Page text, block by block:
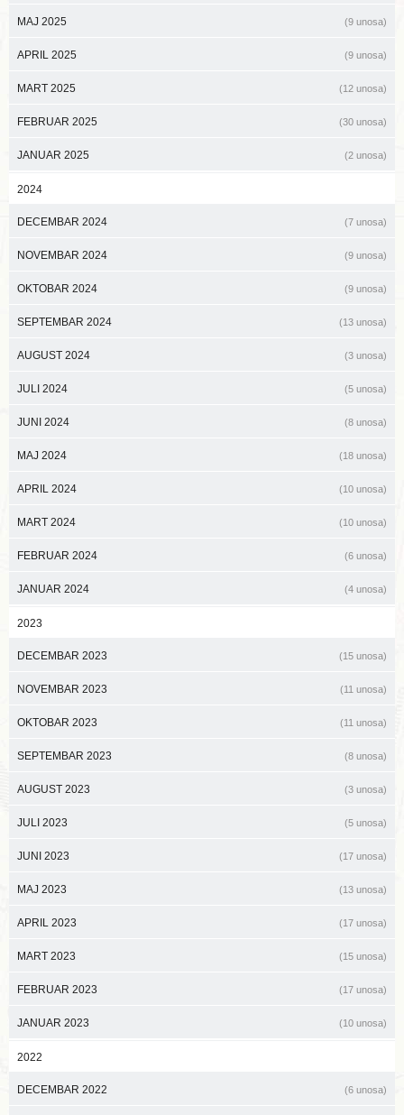
MAJ 2025 (9 unosa)
APRIL 2025 (9 unosa)
MART 2025 (12 unosa)
FEBRUAR 2025 (30 unosa)
JANUAR 2025 (2 unosa)
2024
DECEMBAR 2024 (7 unosa)
NOVEMBAR 2024 (9 unosa)
OKTOBAR 2024 (9 unosa)
SEPTEMBAR 2024 (13 unosa)
AUGUST 2024 (3 unosa)
JULI 2024 (5 unosa)
JUNI 2024 (8 unosa)
MAJ 2024 (18 unosa)
APRIL 2024 (10 unosa)
MART 2024 (10 unosa)
FEBRUAR 2024 (6 unosa)
JANUAR 2024 (4 unosa)
2023
DECEMBAR 2023 (15 unosa)
NOVEMBAR 2023 (11 unosa)
OKTOBAR 2023 (11 unosa)
SEPTEMBAR 2023 (8 unosa)
AUGUST 2023 (3 unosa)
JULI 2023 (5 unosa)
JUNI 2023 (17 unosa)
MAJ 2023 (13 unosa)
APRIL 2023 (17 unosa)
MART 2023 (15 unosa)
FEBRUAR 2023 (17 unosa)
JANUAR 2023 (10 unosa)
2022
DECEMBAR 2022 (6 unosa)